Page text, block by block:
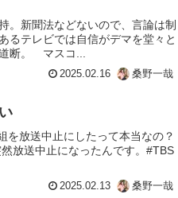
新聞法などないので、言論は制
るテレビでは自信がデマを堂々と
断。 マスコ...
2025.02.16 桑野一哉
を放送中止にしたって本当なの？
放送中止になったんです。#TBS
2025.02.13 桑野一哉